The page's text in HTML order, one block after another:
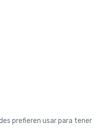
prefieren usar para tener